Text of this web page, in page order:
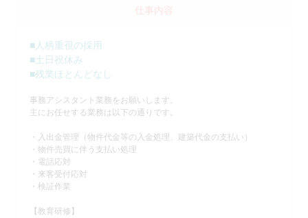
仕事内容
■人柄重視の採用
■土日祝休み
■残業ほとんどなし
事務アシスタント業務をお願いします。
主にお任せする業務は以下の通りです。
・入出金管理（物件代金等の入金処理、建築代金の支払い）
・物件売買に伴う支払い処理
・電話応対
・来客受付応対
・検証作業
【教育研修】